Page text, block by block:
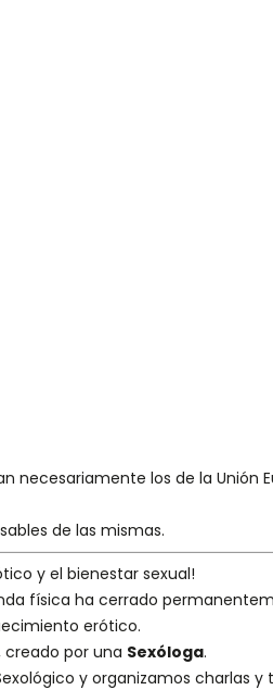
necesariamente los de la Unión
de las mismas.
y el bienestar sexual!
física ha cerrado
erótico.
creado por una Sexóloga.
y organizamos charlas y